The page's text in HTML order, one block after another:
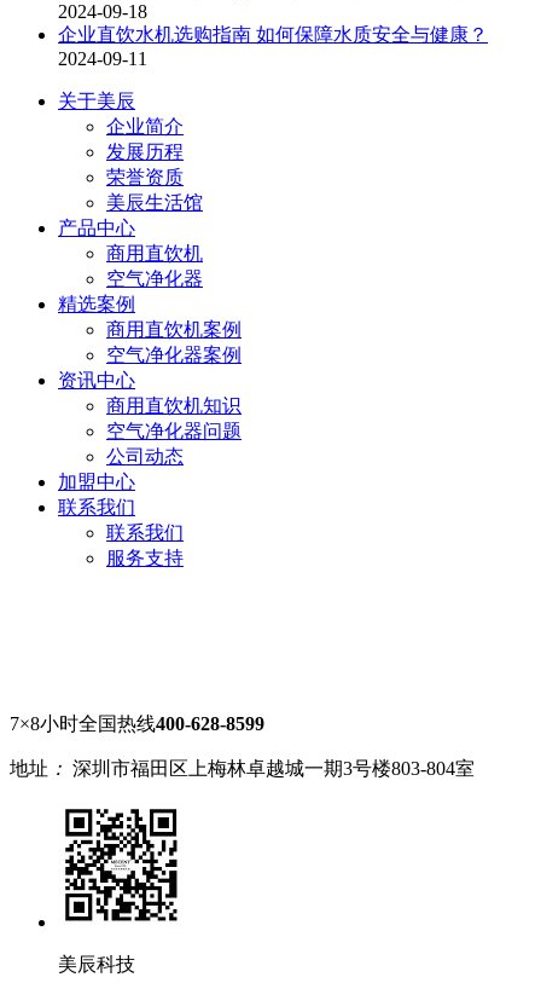
2024-09-18
企业直饮水机选购指南 如何保障水质安全与健康？
2024-09-11
关于美辰
企业简介
发展历程
荣誉资质
美辰生活馆
产品中心
商用直饮机
空气净化器
精选案例
商用直饮机案例
空气净化器案例
资讯中心
商用直饮机知识
空气净化器问题
公司动态
加盟中心
联系我们
联系我们
服务支持
7×8小时全国热线400-628-8599
地址 ： 深圳市福田区上梅林卓越城一期3号楼803-804室
美辰科技